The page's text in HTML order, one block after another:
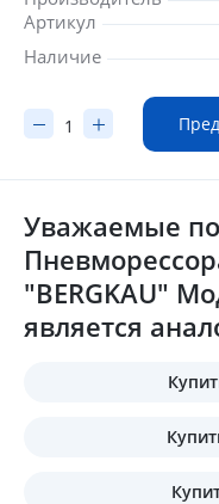
Артикул
Наличие
Уважаемые
"BERGKAU"
является